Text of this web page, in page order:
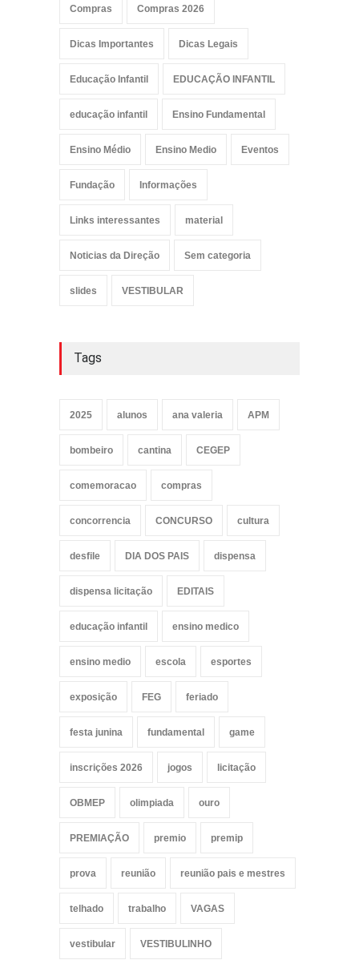
Compras Compras 2026
Dicas Importantes Dicas Legais
Educação Infantil EDUCAÇÃO INFANTIL
educação infantil Ensino Fundamental
Ensino Médio Ensino Medio Eventos
Fundação Informações
Links interessantes material
Noticias da Direção Sem categoria
slides VESTIBULAR
Tags
2025 alunos ana valeria APM
bombeiro cantina CEGEP
comemoracao compras
concorrencia CONCURSO cultura
desfile DIA DOS PAIS dispensa
dispensa licitação EDITAIS
educação infantil ensino medico
ensino medio escola esportes
exposição FEG feriado
festa junina fundamental game
inscrições 2026 jogos licitação
OBMEP olimpiada ouro
PREMIAÇÃO premio premip
prova reunião reunião pais e mestres
telhado trabalho VAGAS
vestibular VESTIBULINHO